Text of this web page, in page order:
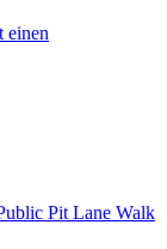
einen
Pit Lane Walk